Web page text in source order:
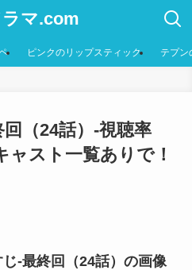
マ.com
ピンクのリップスティック テプン
（24話）-視聴率
ャスト一覧ありで！
-最終回（24話）の画像